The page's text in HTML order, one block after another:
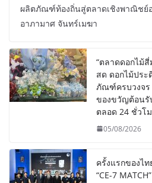
ผลิตภัณฑ์ท้องถิ่นสู่ตลาดเชิงพาณิชย์
อาภามาศ จันทร์เมฆา
“ตลาดดอกไม้
สด ดอกไม้ปร
ภัณฑ์ครบวงจร
ของขวัญต้อนรั
ตลอด 24 ชั่วโ
05/08/2026
ครั้งแรกของไ
“CE-7